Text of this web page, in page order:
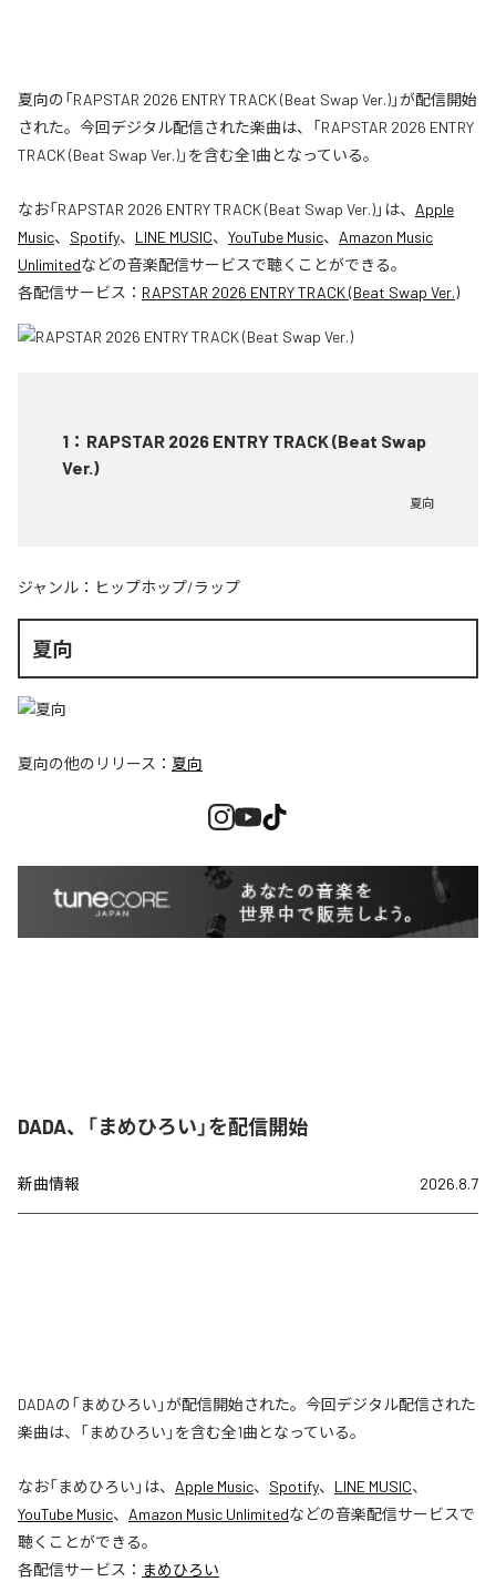
夏向の「RAPSTAR 2026 ENTRY TRACK (Beat Swap Ver.)」が配信開始
された。今回デジタル配信された楽曲は、「RAPSTAR 2026 ENTRY
TRACK (Beat Swap Ver.)」を含む全1曲となっている。
なお「RAPSTAR 2026 ENTRY TRACK (Beat Swap Ver.)」は、 Apple
Music、 Spotify、 LINE MUSIC、 YouTube Music、 Amazon Music
Unlimitedなどの音楽配信サービスで聴くことができる。
各配信サービス： RAPSTAR 2026 ENTRY TRACK (Beat Swap Ver.)
1 ： RAPSTAR 2026 ENTRY TRACK (Beat Swap
Ver.)
夏向
ジャンル： ヒップホップ/ラップ
夏向
夏向の他のリリース： 夏向
DADA、「まめひろい」を配信開始
新曲情報 2026.8.7
DADAの「まめひろい」が配信開始された。今回デジタル配信された
楽曲は、「まめひろい」を含む全1曲となっている。
なお「まめひろい 」は、 Apple Music、 Spotify、 LINE MUSIC、
YouTube Music、 Amazon Music Unlimitedなどの音楽配信サービスで
聴くことができる。
各配信サービス： まめひろい